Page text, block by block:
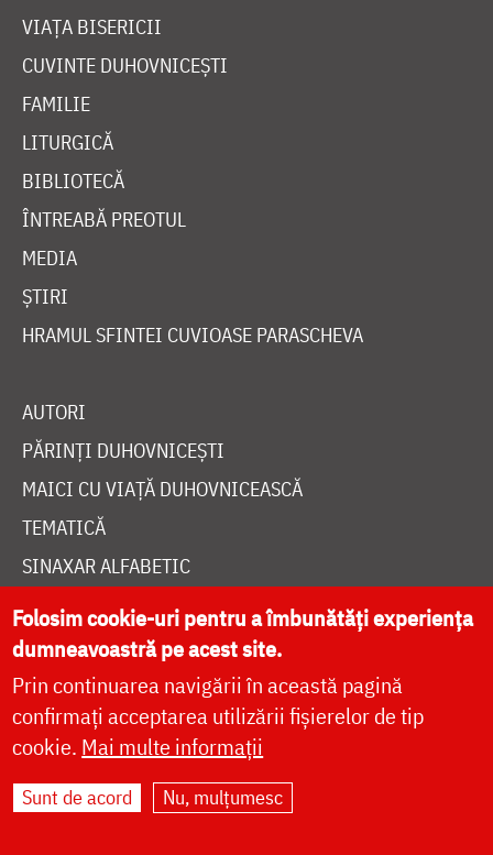
VIAȚA BISERICII
CUVINTE DUHOVNICEȘTI
FAMILIE
LITURGICĂ
BIBLIOTECĂ
ÎNTREABĂ PREOTUL
MEDIA
ȘTIRI
HRAMUL SFINTEI CUVIOASE PARASCHEVA
AUTORI
PĂRINȚI DUHOVNICEȘTI
MAICI CU VIAȚĂ DUHOVNICEASCĂ
TEMATICĂ
SINAXAR ALFABETIC
MĂNĂSTIRI ȘI BISERICI
CALENDAR ORTODOX
WIDGET DOXOLOGIA
RADIO DOXOLOGIA
Folosim cookie-uri pentru a îmbunătăți experiența
dumneavoastră pe acest site.
Prin continuarea navigării în această pagină
confirmați acceptarea utilizării fișierelor de tip
cookie. Mai multe informații
Sunt de acord Nu, mulțumesc